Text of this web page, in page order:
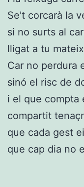
Se't corcarà la
si no surts al
lligat a tu
Car no perdura
sinó el risc de
i el que compta
compartit
que cada gest
que cap dia no